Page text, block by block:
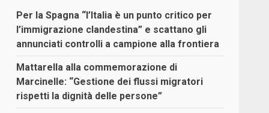
Per la Spagna “l’Italia è un punto critico per
l’immigrazione clandestina” e scattano gli
annunciati controlli a campione alla frontiera
Mattarella alla commemorazione di
Marcinelle: “Gestione dei flussi migratori
rispetti la dignità delle persone”